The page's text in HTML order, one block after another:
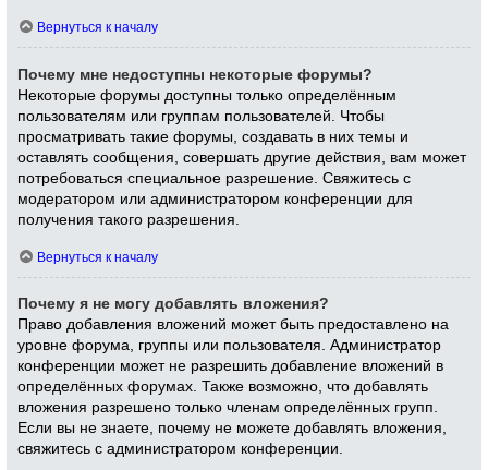
Вернуться к началу
Почему мне недоступны некоторые форумы?
Некоторые форумы доступны только определённым
пользователям или группам пользователей. Чтобы
просматривать такие форумы, создавать в них темы и
оставлять сообщения, совершать другие действия, вам может
потребоваться специальное разрешение. Свяжитесь с
модератором или администратором конференции для
получения такого разрешения.
Вернуться к началу
Почему я не могу добавлять вложения?
Право добавления вложений может быть предоставлено на
уровне форума, группы или пользователя. Администратор
конференции может не разрешить добавление вложений в
определённых форумах. Также возможно, что добавлять
вложения разрешено только членам определённых групп.
Если вы не знаете, почему не можете добавлять вложения,
свяжитесь с администратором конференции.